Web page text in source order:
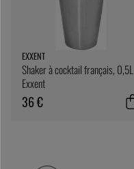
EXXENT
Shaker à cocktail français,
Exxent
36 €